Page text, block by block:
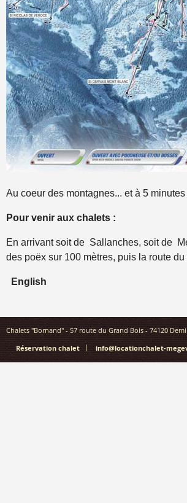
Au coeur des montagnes... et à 5
Pour venir aux chalets :
En arrivant soit de Sallanches, soit de
des poëx sur 100 mètres, puis la route
English
Chalets "Bornand" - 57 route du Grand Bois - 74120
Réservation chalet
info@locationchalet-